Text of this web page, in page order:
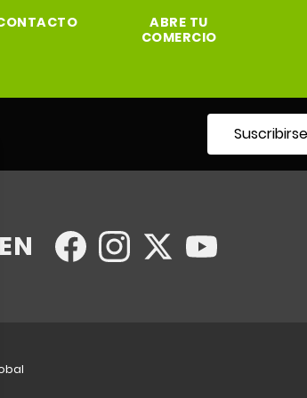
ABRE TU
COMERCIO
Suscribirse